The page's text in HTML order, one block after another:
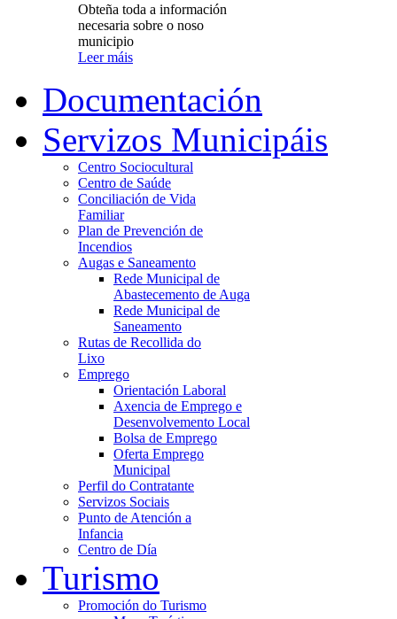
Obteña toda a información
necesaria sobre o noso
municipio
Leer máis
Documentación
Servizos Municipáis
Centro Sociocultural
Centro de Saúde
Conciliación de Vida
Familiar
Plan de Prevención de
Incendios
Augas e Saneamento
Rede Municipal de
Abastecemento de Auga
Rede Municipal de
Saneamento
Rutas de Recollida do
Lixo
Emprego
Orientación Laboral
Axencia de Emprego e
Desenvolvemento Local
Bolsa de Emprego
Oferta Emprego
Municipal
Perfil do Contratante
Servizos Sociais
Punto de Atención a
Infancia
Centro de Día
Turismo
Promoción do Turismo